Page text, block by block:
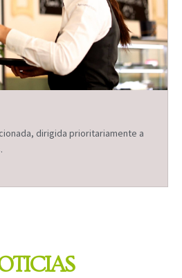
dirigida prioritariamente a